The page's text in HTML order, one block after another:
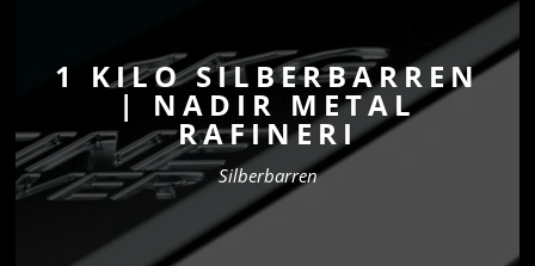
1 KILO SILBERBARREN
| NADIR METAL
RAFINERI
Silberbarren